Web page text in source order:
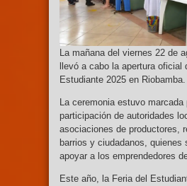
La mañana del viernes 22 de
llevó a cabo la apertura oficial
Estudiante 2025 en Riobamba.
La ceremonia estuvo marcada
participación de autoridades
asociaciones de productores,
barrios y ciudadanos, quienes
apoyar a los emprendedores
Este año, la Feria del